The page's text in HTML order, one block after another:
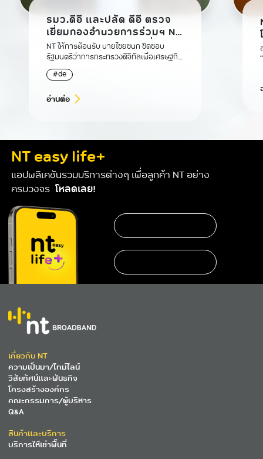
รมว.ดีอี และปลัด ดีอี ตรวจ
เยี่ยมกองอำนวยการร่วมฯ NT
นำเสนอศักยภาพระบบสื่อสาร
สนับสนุนงานพระราชพิธี
NT ให้การต้อนรับ นายไชยชนก ชิดชอบ
รัฐมนตรีว่าการกระทรวงดิจิทัลเพื่อเศรษฐกิจ
และสังคม (ดีอี) และนายพชร อนันตศิลป์ ปลัด
กระทรวงดีอี
#de
อ่านต่อ
NT easy life+
แอปพลิเคชันรวมบริการต่างๆ เพื่อลูกค้า NT อย่าง
ครบวงจร โหลดเลย!
เกี่ยวกับ NT
ความเป็นมา/ไทม์ไลน์
วิสัยทัศน์และพันธกิจ
โครงสร้างองค์กร
คณะกรรมการ/ผู้บริหาร
Q&A
สินค้าและบริการ
บริการให้เช่าพื้นที่